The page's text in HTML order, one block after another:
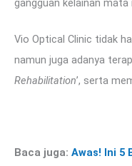
gangguan kelainan mata
Vio Optical Clinic tidak
namun juga adanya
Rehabilitation’, serta
Baca juga: Awas! Ini 5